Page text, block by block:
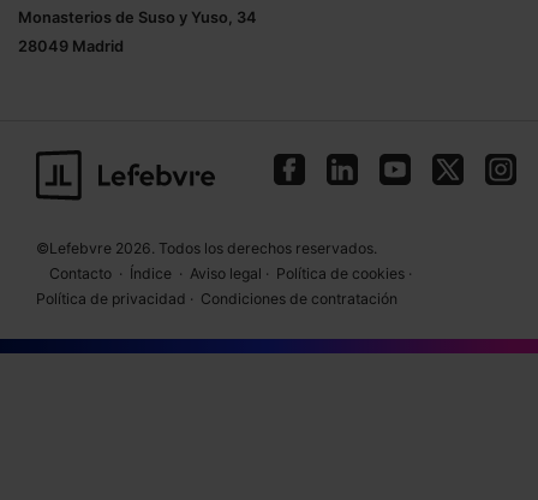
Monasterios de Suso y Yuso, 34
28049 Madrid
©Lefebvre 2026. Todos los derechos reservados.
Contacto · Índice · Aviso legal · Política de cookies ·
Política de privacidad · Condiciones de contratación